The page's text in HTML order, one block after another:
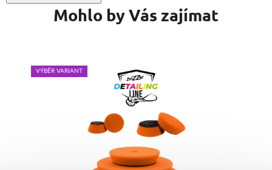
Mohlo by Vás zajímat
VÝBĚR VARIANT